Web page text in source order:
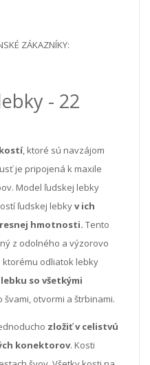
ZÁKAZNÍKY:
- 22
, ktoré sú navzájom
je pripojená k maxile
Model ľudskej lebky
ľudskej lebkyv ich
hmotnosti. Tento
z odolného a výzorovo
odliatok lebky
so všetkými
švami, otvormi a štrbinami.
zložiť v celistvú
konektorov. Kosti